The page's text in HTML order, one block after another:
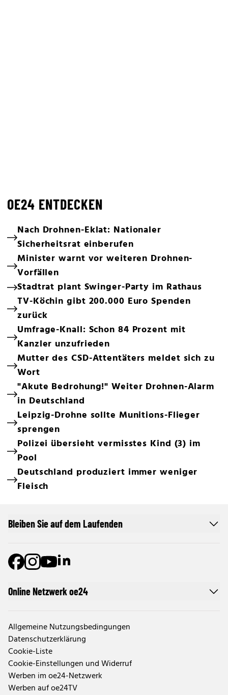
OE24 ENTDECKEN
Nach Drohnen-Eklat: Nationaler
Sicherheitsrat einberufen
Minister warnt vor weiteren Drohnen-
Vorfällen
Stadtrat plant Swinger-Party im Rathaus
TV-Köchin gibt 200.000 Euro Spenden
zurück
Umfrage-Knall: Schon 84 Prozent mit
Kanzler unzufrieden
Mutter des CSD-Attentäters meldet sich zu
Wort
"Akute Bedrohung!" Weiter Drohnen-Alarm
in Deutschland
Leipzig-Drohne sollte Munitions-Flieger
sprengen
Polizei übersieht vermisstes Kind (3) im
Pool
Deutschland produziert immer weniger
Fleisch
Online Netzwerk oe24
Allgemeine Nutzungsbedingungen
Datenschutzerklärung
Cookie-Liste
Cookie-Einstellungen und Widerruf
Werben im oe24-Netzwerk
Werben auf oe24TV
Bleiben Sie auf dem Laufenden